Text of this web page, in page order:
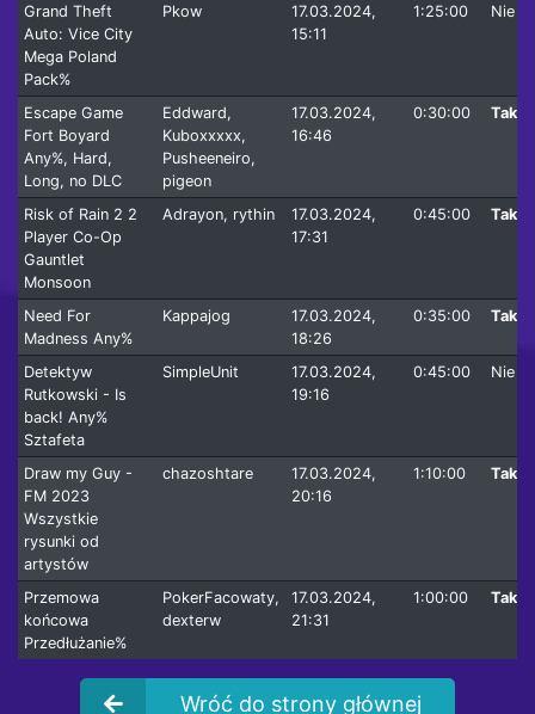
Grand Theft
Auto: Vice City
Mega Poland
Pack%
Pkow
17.03.2024,
15:11
1:25:00 Nie
Escape Game
Fort Boyard
Any%, Hard,
Long, no DLC
Eddward,
Kuboxxxxx,
Pusheeneiro,
pigeon
17.03.2024,
16:46
0:30:00 Tak
Risk of Rain 2 2
Player Co-Op
Gauntlet
Monsoon
Adrayon, rythin
17.03.2024,
17:31
0:45:00 Tak
Need For
Madness Any%
Kappajog
17.03.2024,
18:26
0:35:00 Tak
Detektyw
Rutkowski - Is
back! Any%
Sztafeta
SimpleUnit
17.03.2024,
19:16
0:45:00 Nie
Draw my Guy -
FM 2023
Wszystkie
rysunki od
artystów
chazoshtare
17.03.2024,
20:16
1:10:00 Tak
Przemowa
końcowa
Przedłużanie%
PokerFacowaty,
dexterw
17.03.2024,
21:31
1:00:00 Tak
Wróć do strony głównej